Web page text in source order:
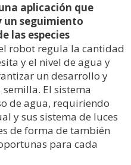
aplicación que
un seguimiento
las especies
robot regula la cantidad
y el nivel de agua y
un desarrollo y
El sistema
de agua, requiriendo
y sus sistema de luces
de forma de también
para cada